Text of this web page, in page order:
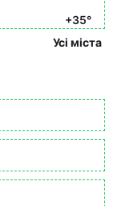
+35°
Усі міста